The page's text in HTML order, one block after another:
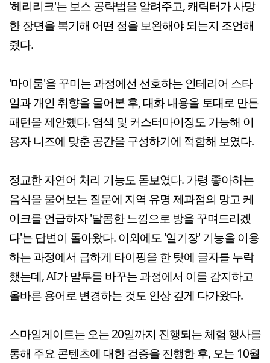
'헤리리크'는 보스 공략법을 알려주고, 캐릭터가 사망
한 장면을 복기해 어떤 점을 보완해야 되는지 조언해
줬다.
'마이룸'을 꾸미는 과정에선 선호하는 인테리어 스타
일과 개인 취향을 물어본 후, 대화 내용을 토대로 만든
패턴을 제안했다. 염색 및 커스터마이징도 가능해 이
용자 니즈에 맞춘 공간을 구성하기에 적합해 보였다.
정교한 자연어 처리 기능도 돋보였다. 가령 좋아하는
음식을 물어보는 질문에 지역 유명 제과점의 망고 케
이크를 언급하자 '달콤한 느낌으로 방을 꾸며드리겠
다'는 답변이 돌아왔다. 이외에도 '일기장' 기능을 이용
하는 과정에서 급하게 타이핑을 한 탓에 글자를 누락
했는데, AI가 말투를 바꾸는 과정에서 이를 감지하고
올바른 용어로 변경하는 것도 인상 깊게 다가왔다.
스마일게이트는 오는 20일까지 진행되는 체험 행사를
통해 주요 콘텐츠에 대한 검증을 진행한 후, 오는 10월